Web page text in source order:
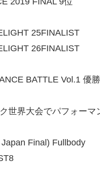
25FINALIST
26FINALIST
BATTLE Vol.1 優勝
世界大会でパフォーマ
Final) Fullbody